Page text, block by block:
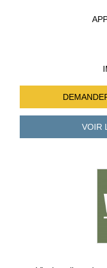
VOIR